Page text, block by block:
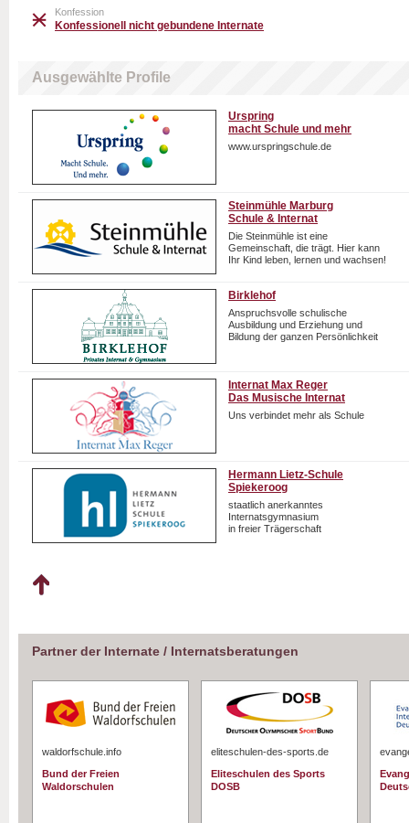
Konfession
Konfessionell nicht gebundene Internate
Ausgewählte Profile
Urspring
macht Schule und mehr
www.urspringschule.de
Steinmühle Marburg
Schule & Internat
Die Steinmühle ist eine
Gemeinschaft, die trägt. Hier kann
Ihr Kind leben, lernen und wachsen!
Birklehof
Anspruchsvolle schulische
Ausbildung und Erziehung und
Bildung der ganzen Persönlichkeit
Internat Max Reger
Das Musische Internat
Uns verbindet mehr als Schule
Hermann Lietz-Schule
Spiekeroog
staatlich anerkanntes
Internatsgymnasium
in freier Trägerschaft
Partner der Internate / Internatsberatungen
waldorfschule.info
Bund der Freien
Waldorschulen
eliteschulen-des-sports.de
Eliteschulen des Sports
DOSB